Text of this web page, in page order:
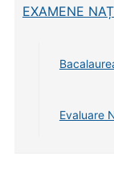
EXAMENE
Evaluare